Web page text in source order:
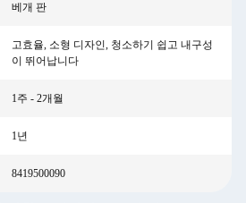
베개 판
고효율, 소형 디자인, 청소하기 쉽고 내구성
이 뛰어납니다
1주 - 2개월
1년
8419500090